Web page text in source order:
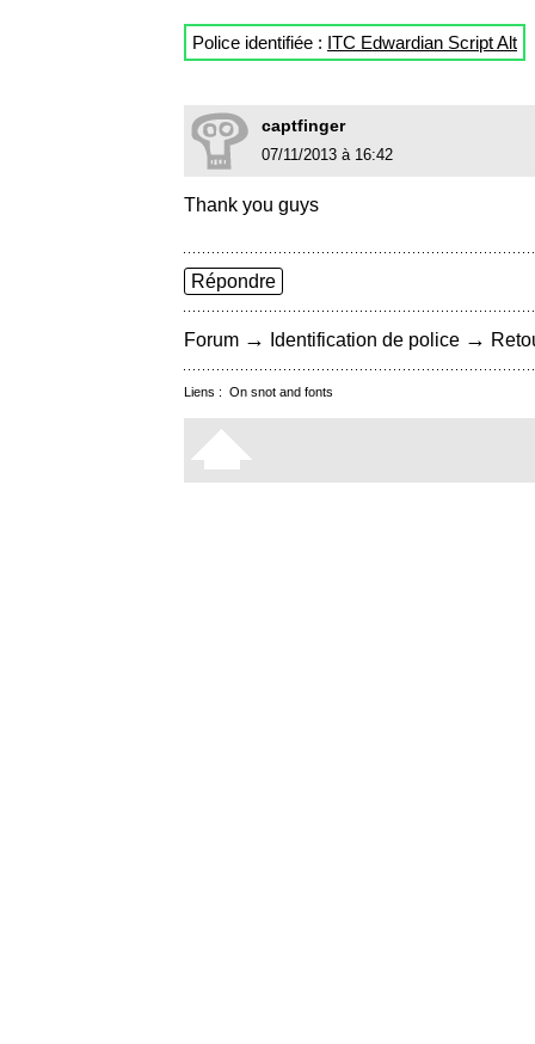
Police identifiée : ITC Edwardian Script Alt
captfinger
07/11/2013 à 16:42
Thank you guys
Répondre
Forum → Identification de police →
Liens : On snot and fonts